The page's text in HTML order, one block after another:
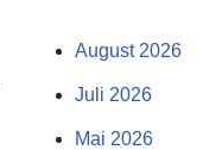
August 2026
Juli 2026
Mai 2026